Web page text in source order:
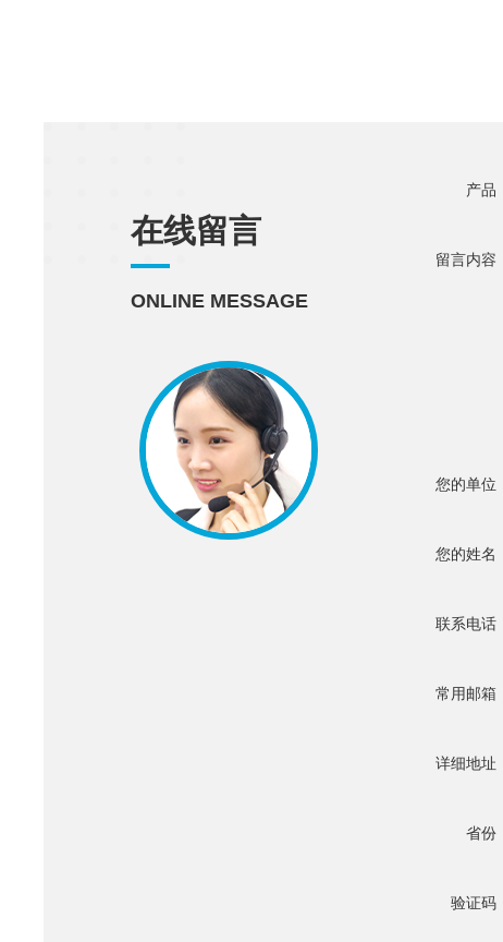
在线留言
ONLINE MESSAGE
产品
留言内容
您的单位
您的姓名
联系电话
常用邮箱
详细地址
省份
验证码